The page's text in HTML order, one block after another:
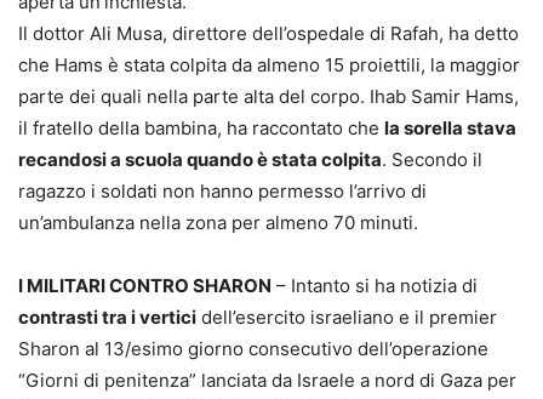
Il dottor Ali Musa, direttore dell’ospedale di Rafah, ha detto
che Hams è stata colpita da almeno 15 proiettili, la maggior
parte dei quali nella parte alta del corpo. Ihab Samir Hams,
il fratello della bambina, ha raccontato che la sorella stava
recandosi a scuola quando è stata colpita. Secondo il
ragazzo i soldati non hanno permesso l’arrivo di
un’ambulanza nella zona per almeno 70 minuti.
I MILITARI CONTRO SHARON – Intanto si ha notizia di
contrasti tra i vertici dell’esercito israeliano e il premier
Sharon al 13/esimo giorno consecutivo dell’operazione
“Giorni di penitenza” lanciata da Israele a nord di Gaza per